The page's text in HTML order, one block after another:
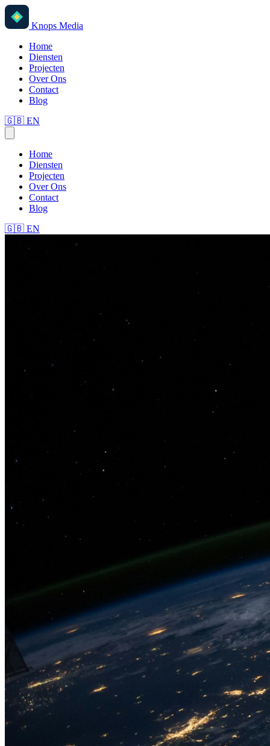
Knops Media
Home
Diensten
Projecten
Over Ons
Contact
Blog
🇬🇧 EN
Home
Diensten
Projecten
Over Ons
Contact
Blog
🇬🇧 EN